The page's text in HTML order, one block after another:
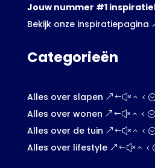
Jouw nummer #1
Bekijk onze inspiratiepagina
Categorieën
Alles over slapen
Alles over wonen
Alles over de tuin
Alles over lifestyle